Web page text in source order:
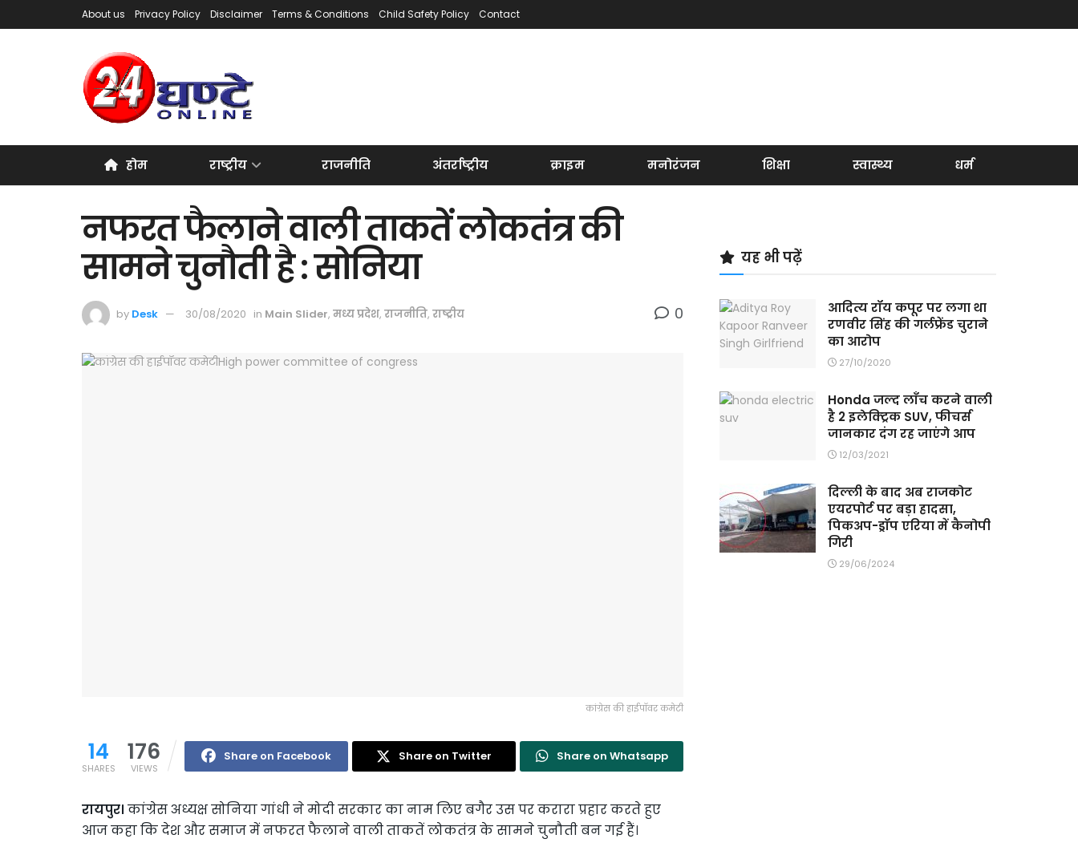
About us Privacy Policy Disclaimer Terms & Conditions Child Safety Policy Contact
होम राष्ट्रीय राजनीति अंतर्राष्ट्रीय क्राइम मनोरंजन शिक्षा स्वास्थ्य धर्म
नफरत फैलाने वाली ताकतें लोकतंत्र की
सामने चुनौती है : सोनिया
by Desk 30/08/2020 in Main Slider, मध्य प्रदेश, राजनीति, राष्ट्रीय 0
कांग्रेस की हाईपॉवर कमेटी
14
SHARES
176
VIEWS
Share on Facebook Share on Twitter Share on Whatsapp
रायपुर। कांग्रेस अध्यक्ष सोनिया गांधी ने मोदी सरकार का नाम लिए बगैर उस पर करारा प्रहार करते हुए
आज कहा कि देश और समाज में नफरत फैलाने वाली ताकतें लोकतंत्र के सामने चुनौती बन गई हैं।
यह भी पढ़ें
आदित्य रॉय कपूर पर लगा था
रणवीर सिंह की गर्लफ्रेंड चुराने
का आरोप
27/10/2020
Honda जल्द लॉंच करने वाली
है 2 इलेक्ट्रिक SUV, फीचर्स
जानकार दंग रह जाएंगे आप
12/03/2021
दिल्ली के बाद अब राजकोट
एयरपोर्ट पर बड़ा हादसा,
पिकअप-ड्रॉप एरिया में कैनोपी
गिरी
29/06/2024